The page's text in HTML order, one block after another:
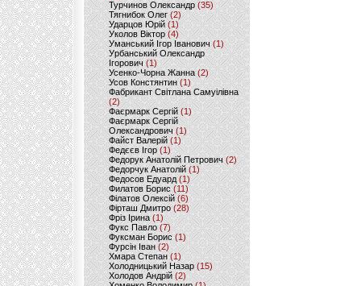
Турчинов Олександр(35)
Тягнибок Олег (2)
Ударцов Юрій (1)
Уколов Віктор(4)
Уманський Ігор Іванович(1)
Урбанський Олександр
Ігорович (1)
Усенко-Чорна Жанна (2)
Усов Констянтин(1)
Фабрикант Світлана Самуілівна
(2)
Фаєрмарк Сергій(1)
Фаєрмарк Сергій
Олександрович (1)
Файст Валерій(1)
Федєєв Ігор (1)
Федорук Анатолій Петрович (2)
Федорчук Анатолій (1)
Федосов Едуард (1)
Филатов Борис (11)
Філатов Олексій (6)
Фірташ Дмитро (28)
Фріз Ірина (1)
Фукс Павло (7)
Фуксман Борис (1)
Фурсін Іван (2)
Хмара Степан(1)
Холодницький Назар(15)
Холодов Андрій (2)